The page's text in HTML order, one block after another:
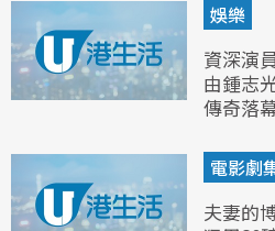
娛樂
資深演
由鍾志
傳奇落
電影劇
夫妻的